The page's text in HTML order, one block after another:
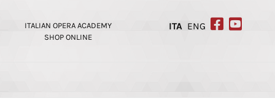
ITALIAN OPERA ACADEMY
SHOP ONLINE
ITA ENG